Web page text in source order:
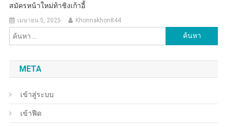
สมัครหน้าใหม่ท้าชิงเก้าอี้
เมษายน 5, 2025 Khonnakhon844
สำหรับ:
META
เข้าสู่ระบบ
เข้าฟีด